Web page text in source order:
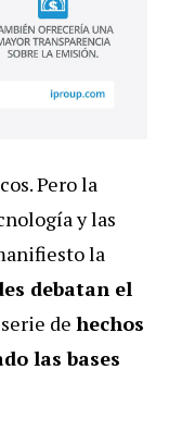
Pero la
y las
la
debatan el
de hechos
las bases